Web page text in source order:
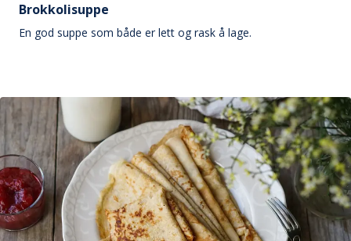
Brokkolisuppe
En god suppe som både er lett og rask å lage.